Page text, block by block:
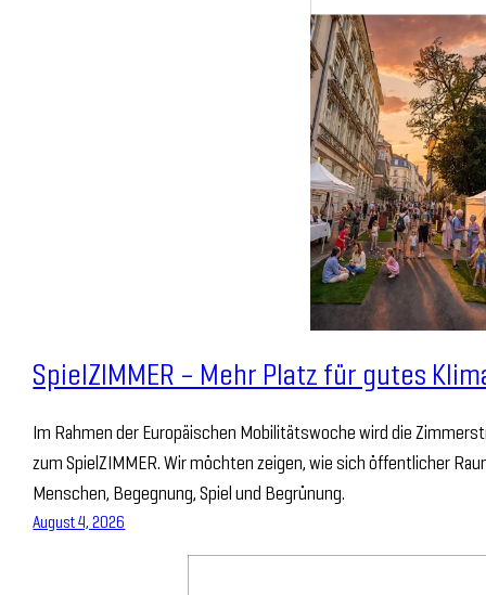
SpielZIMMER – Mehr Platz für gutes
Im Rahmen der Europäischen Mobilitätswoche wird die
zum SpielZIMMER. Wir möchten zeigen, wie sich öffentlicher
Menschen, Begegnung, Spiel und Begrünung.
August 4, 2026